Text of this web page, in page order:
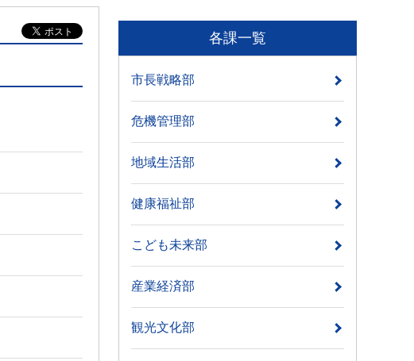
各課一覧
市長戦略部
危機管理部
地域生活部
健康福祉部
こども未来部
産業経済部
観光文化部